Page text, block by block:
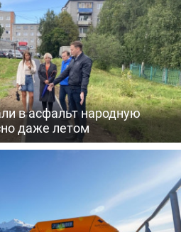
в асфальт народную
даже летом